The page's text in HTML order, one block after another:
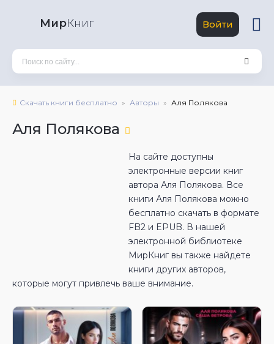
МирКниг Войти
Скачать книги бесплатно Авторы Аля Полякова
Аля Полякова
На сайте доступны
электронные версии книг
автора Аля Полякова. Все
книги Аля Полякова можно
бесплатно скачать в формате
FB2 и EPUB. В нашей
электронной библиотеке
МирКниг вы также найдете
книги других авторов,
которые могут привлечь ваше внимание.